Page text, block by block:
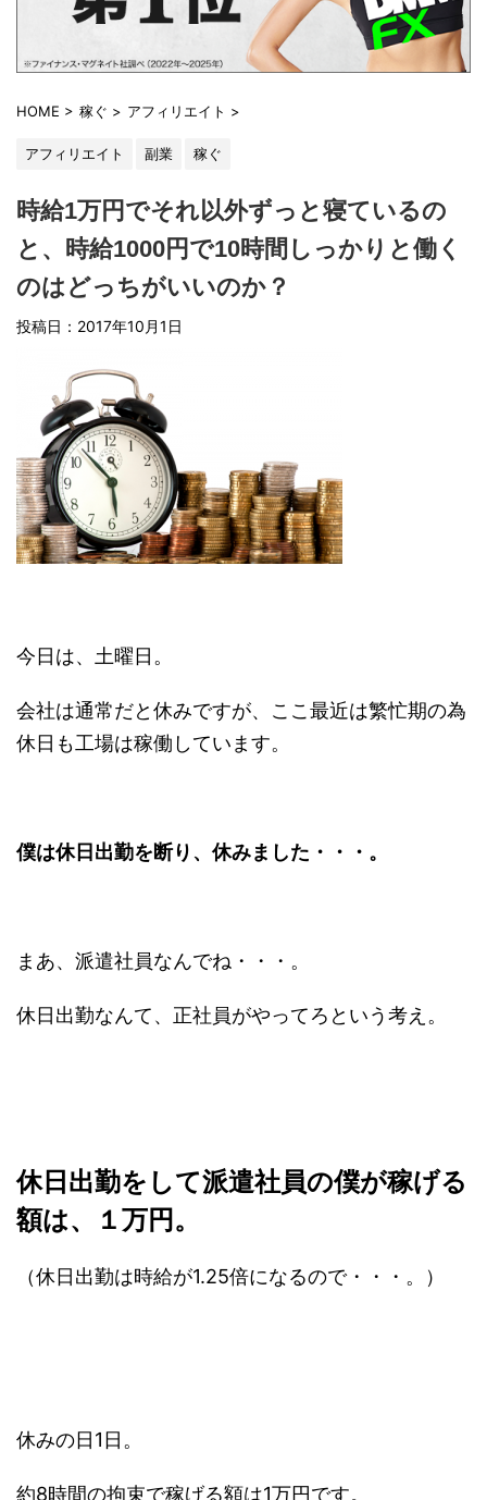
HOME > 稼ぐ > アフィリエイト >
アフィリエイト 副業 稼ぐ
時給1万円でそれ以外ずっと寝ているの
と、時給1000円で10時間しっかりと働く
のはどっちがいいのか？
投稿日：2017年10月1日
今日は、土曜日。
会社は通常だと休みですが、ここ最近は繁忙期の為
休日も工場は稼働しています。
僕は休日出勤を断り、休みました・・・。
まあ、派遣社員なんでね・・・。
休日出勤なんて、正社員がやってろという考え。
休日出勤をして派遣社員の僕が稼げる
額は、１万円。
（休日出勤は時給が1.25倍になるので・・・。）
休みの日1日。
約8時間の拘束で稼げる額は1万円です。